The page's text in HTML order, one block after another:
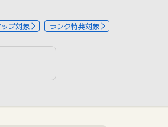
プ対象 ランク特典対象